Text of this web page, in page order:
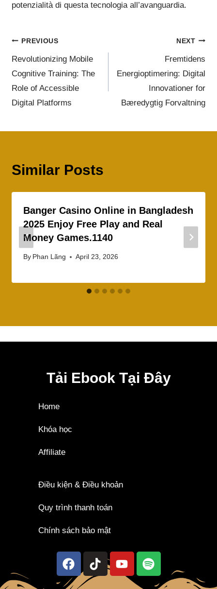
potenzialità di questa tecnologia all’avanguardia.
PREVIOUS
Revolutionizing Mobile
Cognitive Training: The
Role of Accessible
Digital Platforms
NEXT
Fremtidens
Energioptimering: Digital
Innovationer for
Bæredygtig Forvaltning
Similar Posts
Banger Casino Online in Bangladesh
2025 Enjoy Free Play and Real
Money Games.1140
By Phan Lãng April 23, 2026
Tải Ebook Tại Đây
Home
Khóa học
Affiliate
Điều kiện & Điều khoản
Quy trình thanh toán
Chính sách bảo mật